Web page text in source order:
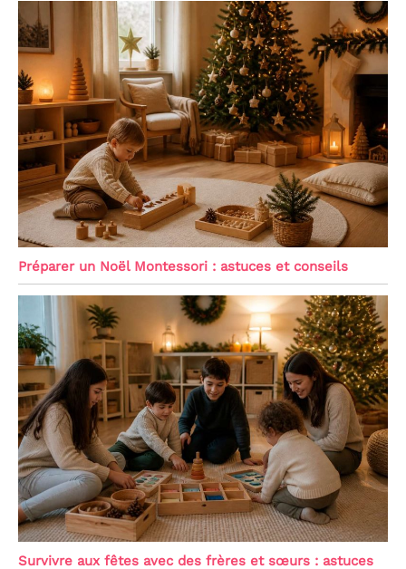
Préparer un Noël Montessori : astuces et conseils
Survivre aux fêtes avec des frères et sœurs : astuces